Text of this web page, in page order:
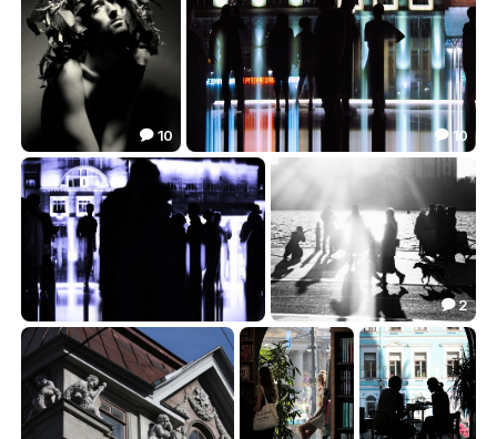
Липовый цвет
44.45
 10
Электричество внутри
88.71
 10
Свидание на мосту
 33.59
Солнечные ванны
69.25
 2